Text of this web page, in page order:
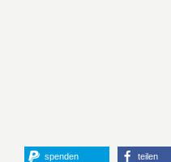
spenden teilen